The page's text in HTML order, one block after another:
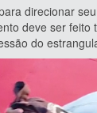
direcionar
deve ser feito
do